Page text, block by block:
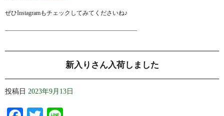
ぜひInstagramもチェックしてみてくださいね♪
——————————————————————
新入りさん入荷しました
投稿日 2023年9月13日